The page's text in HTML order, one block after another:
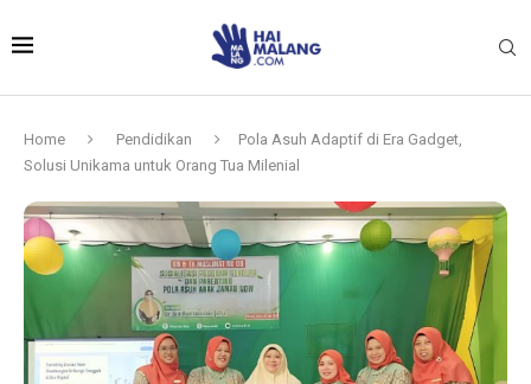
Home Pendidikan
Pola Asuh Adaptif di Era Gadget,
Solusi Unikama untuk Orang Tua Milenial